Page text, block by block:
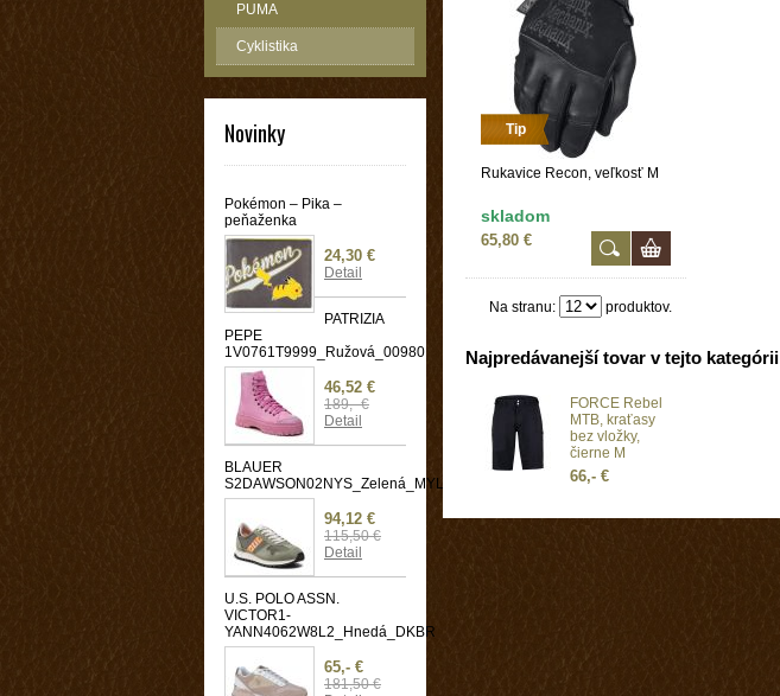
PUMA
Cyklistika
Novinky
Pokémon – Pika –
peňaženka
24,30 €
Detail
PATRIZIA
PEPE
1V0761T9999_Ružová_00980
46,52 €
189,- €
Detail
BLAUER
S2DAWSON02NYS_Zelená_MYL
94,12 €
115,50 €
Detail
U.S. POLO ASSN.
VICTOR1-
YANN4062W8L2_Hnedá_DKBR
65,- €
181,50 €
Tip
Rukavice Recon, veľkosť M
skladom
65,80 €
Na stranu: produktov.
Najpredávanejší tovar v tejto kategórii
FORCE Rebel
MTB, kraťasy
bez vložky,
čierne M
66,- €